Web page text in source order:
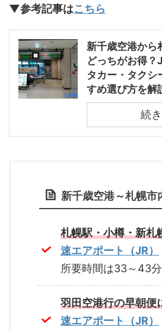
▼参考記事はこちら
新千歳空港から
どっちがお得？
タカー・タクシ
すめ選び方を解
続
新千歳空港～札幌市
札幌駅・小樽・新札
速エアポート（JR）
所要時間は33～43分
羽田空港行の早朝便
速エアポート（JR）